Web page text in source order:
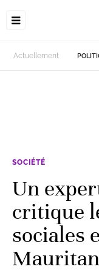
Actuellement
SOCIÉTÉ
Un
critique
sociales